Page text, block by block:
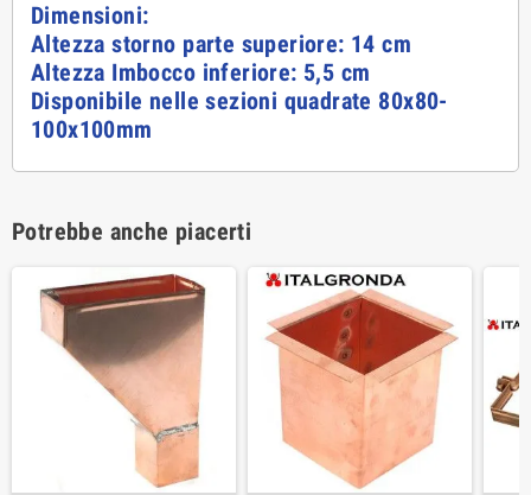
Dimensioni:
Altezza storno parte superiore: 14 cm
Altezza Imbocco inferiore: 5,5 cm
Disponibile nelle sezioni quadrate 80x80-
100x100mm
Potrebbe anche piacerti